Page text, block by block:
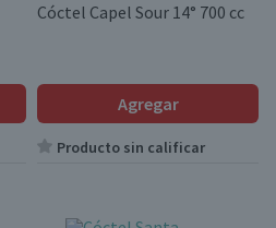
Cóctel Capel Sour 14° 700 cc
Agregar
Producto sin calificar